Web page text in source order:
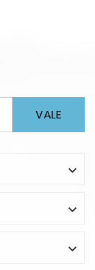
VALE


